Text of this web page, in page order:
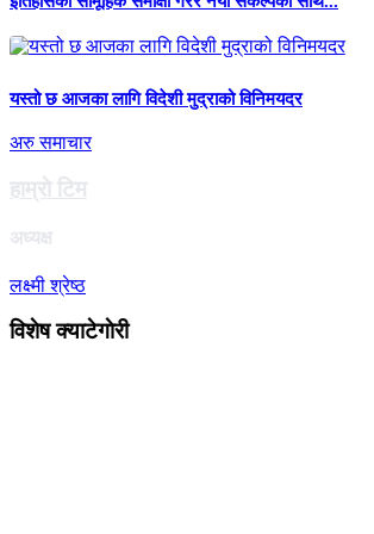
यस्तो छ आजका लागि विदेशी मुद्राको विनिमयदर
अरु समाचार
हाम्राे टिम
अध्यक्ष
लक्ष्मी श्रेष्ठ
विशेष क्याटेगाेरी